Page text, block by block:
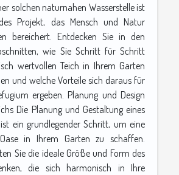
solchen naturnahen Wasserstelle ist
Projekt, das Mensch und Natur
bereichert. Entdecken Sie in den
wie Sie Schritt für Schritt
wertvollen Teich in Ihrem Garten
und welche Vorteile sich daraus für
ergeben. Planung und Design
Die Planung und Gestaltung eines
ein grundlegender Schritt, um eine
in Ihrem Garten zu schaffen.
Sie die ideale Größe und Form des
die sich harmonisch in Ihre